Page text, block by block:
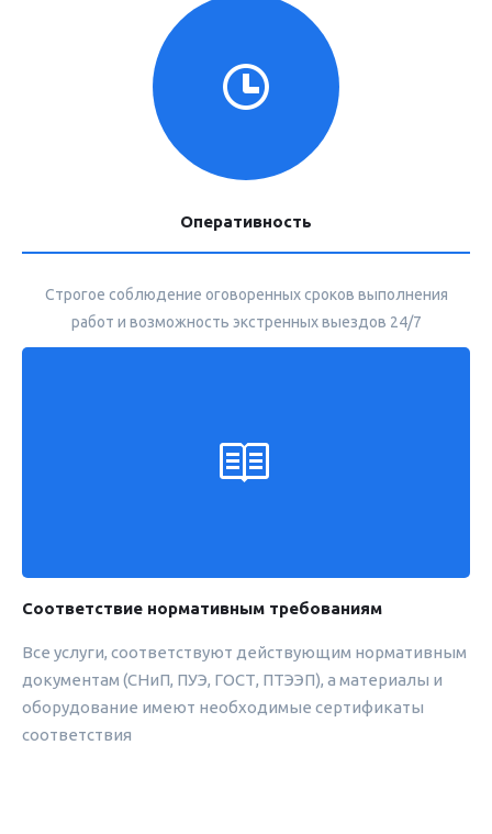
Оперативность
Строгое соблюдение оговоренных сроков выполнения
работ и возможность экстренных выездов 24/7
Соответствие нормативным требованиям
Все услуги, соответствуют действующим нормативным
документам (СНиП, ПУЭ, ГОСТ, ПТЭЭП), а материалы и
оборудование имеют необходимые сертификаты
соответствия